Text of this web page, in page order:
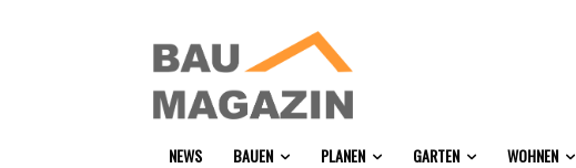
NEWS BAUEN PLANEN GARTEN WOHNEN